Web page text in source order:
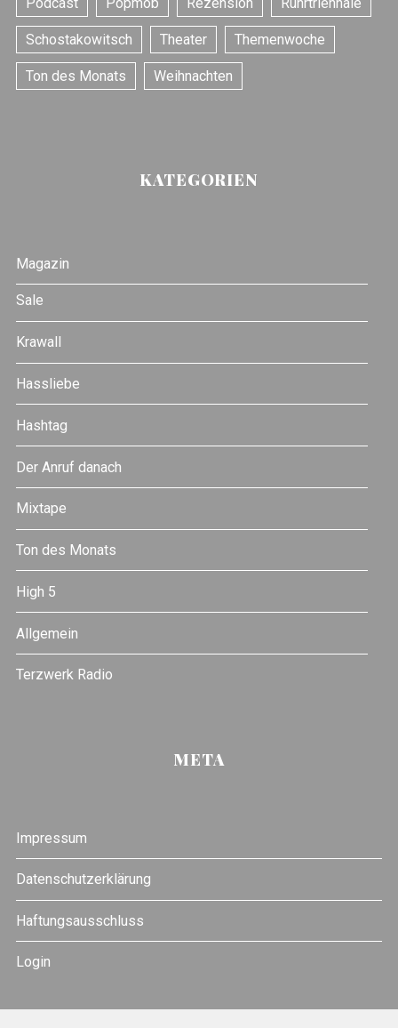
Schostakowitsch Theater Themenwoche
Ton des Monats Weihnachten
KATEGORIEN
Magazin
Sale
Krawall
Hassliebe
Hashtag
Der Anruf danach
Mixtape
Ton des Monats
High 5
Allgemein
Terzwerk Radio
META
Impressum
Datenschutzerklärung
Haftungsausschluss
Login